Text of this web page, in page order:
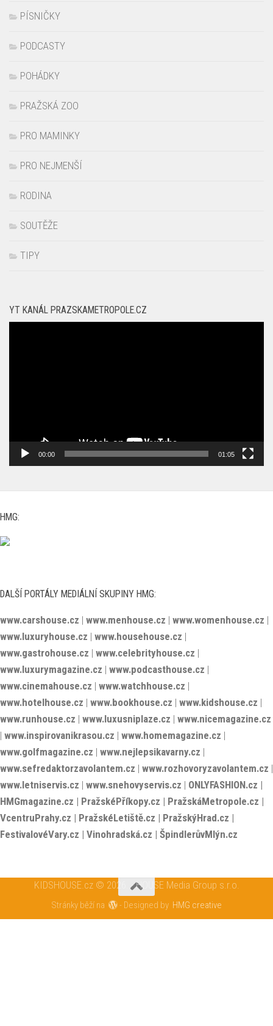
PÍSNIČKY
PODCASTY
POHÁDKY
PRAŽSKÁ ZOO
PRO MAMINKY
PRO NEJMENŠÍ
RODINA
SOUTĚŽE
TIPY
YT KANÁL PRAZSKAMETROPOLE.CZ
00:00 01:05
HMG:
DALŠÍ PORTÁLY MEDIÁLNÍ SKUPINY HMG:
www.carshouse.cz | www.menhouse.cz | www.womenhouse.cz |
www.luxuryhouse.cz | www.househouse.cz |
www.gastrohouse.cz | www.celebrityhouse.cz |
www.luxurymagazine.cz | www.podcasthouse.cz |
www.cinemahouse.cz | www.watchhouse.cz |
www.hotelhouse.cz | www.bookhouse.cz | www.kidshouse.cz |
www.runhouse.cz | www.luxusniplaze.cz | www.nicemagazine.cz
| www.inspirovanikrasou.cz | www.homemagazine.cz |
www.golfmagazine.cz | www.nejlepsikavarny.cz |
www.sefredaktorzavolantem.cz | www.rozhovoryzavolantem.cz |
www.letniservis.cz | www.snehovyservis.cz | ONLYFASHION.cz |
HMGmagazine.cz | PražskéPříkopy.cz | PražskáMetropole.cz |
VcentruPrahy.cz | PražskéLetiště.cz | PražskýHrad.cz |
FestivalovéVary.cz | Vinohradská.cz | ŠpindlerůvMlýn.cz
KIDSHOUSE.cz © 2026. - HOUSE Media Group s.r.o.
Stránky běží na - Designed by HMG creative